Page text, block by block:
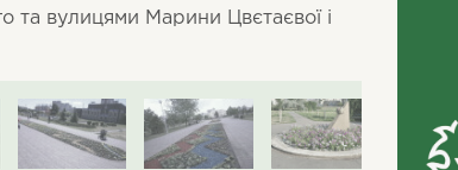
та вулицями Марини Цвєтаєвої і